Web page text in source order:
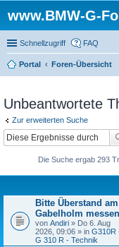
www.BMW-G-
Schnellzugriff FAQ
Portal
Foren-Übersicht
Unbeantwortete
Zur erweiterten Suche
Die Suche ergab 293
Bitte Überstand am
Gabelholm messen
von Andiri » Do 6. Aug
2026, 09:06 » in G310R
G 310 R - Technik